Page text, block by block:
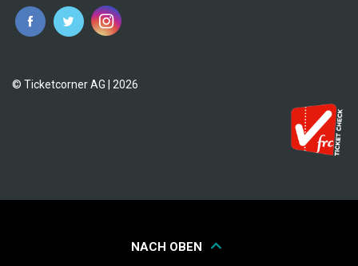
© Ticketcorner AG | 2026
NACH OBEN